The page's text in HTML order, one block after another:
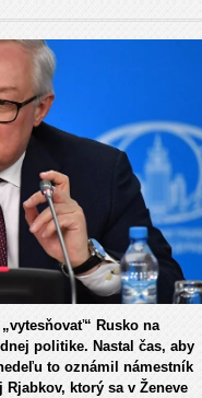
Rusko na
politike. Nastal čas, aby
to oznámil námestník
ktorý sa v Ženeve